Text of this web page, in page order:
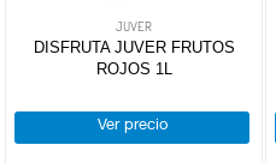
JUVER
DISFRUTA JUVER FRUTOS
ROJOS 1L
Ver precio